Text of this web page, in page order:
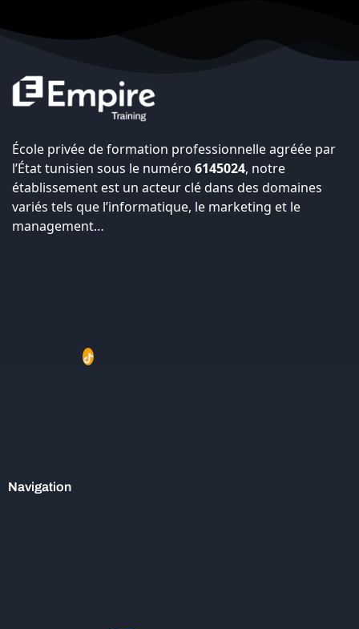
École privée de formation professionnelle agréée par
l’État tunisien sous le numéro 6145024, notre
établissement est un acteur clé dans des domaines
variés tels que l’informatique, le marketing et le
management…
Navigation